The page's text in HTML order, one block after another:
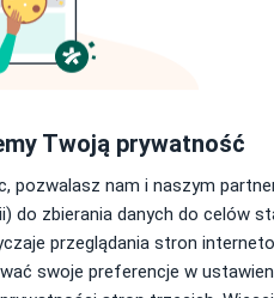
konsultacje online ze
online
Twoją prywatność
pozwalasz nam i naszym
do zbierania danych do celów
przeglądania stron
swoje preferencje w